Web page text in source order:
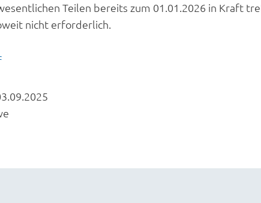
Teilen bereits zum 01.01.2026 in Kraft
nicht erforderlich.